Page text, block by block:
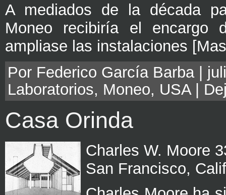
A mediados de la década
Moneo recibiría el encargo
ampliase las instalaciones
Por Federico García Barba |
Laboratorios, Moneo, USA|
Casa Orinda
Charles W. Moore
San Francisco,